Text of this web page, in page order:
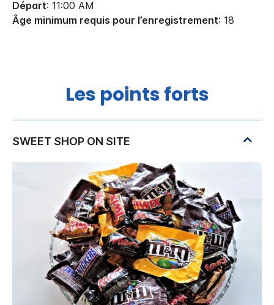
Départ: 11:00 AM
Âge minimum requis pour l’enregistrement: 18
Les points forts